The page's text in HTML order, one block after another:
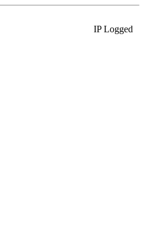
IP Logged